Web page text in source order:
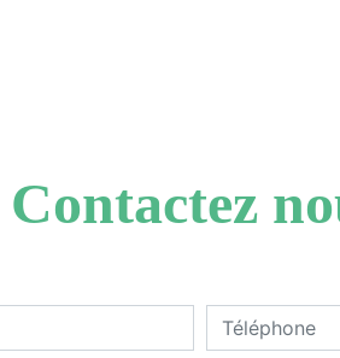
Contactez